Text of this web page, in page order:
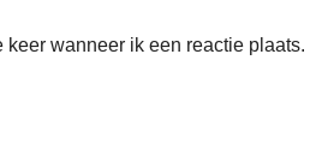
wanneer ik een reactie plaats.